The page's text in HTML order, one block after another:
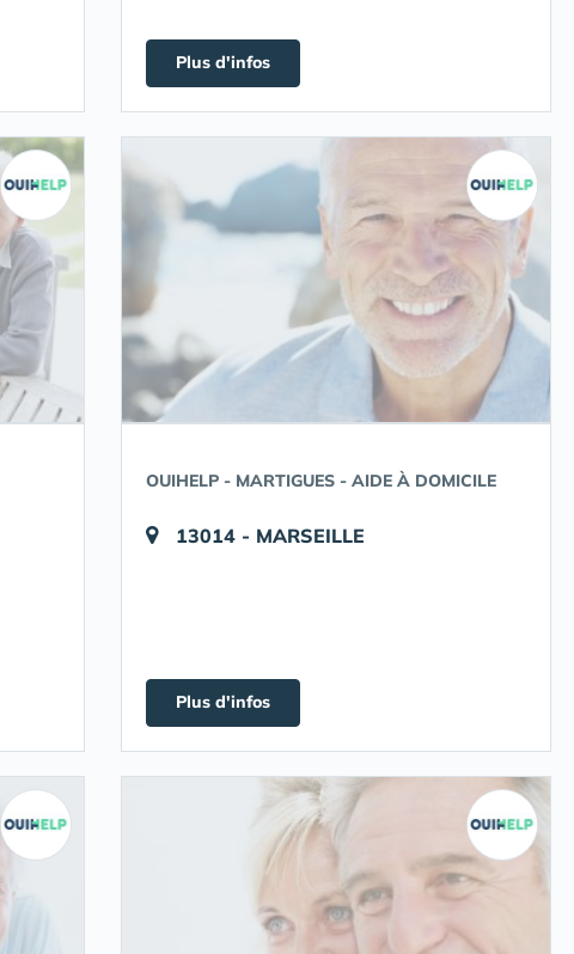
Plus d'infos
OUIHELP - MARTIGUES - AIDE À DOMICILE
13014 - MARSEILLE
Plus d'infos